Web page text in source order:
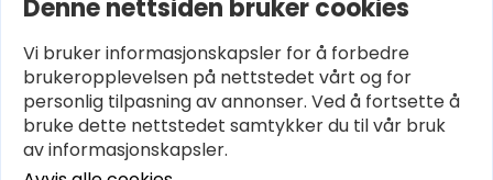
Google-vurdering
Hold deg oppdatert
E-post*
Denne nettsiden bruker cookies
Vi bruker informasjonskapsler for å forbedre
brukeropplevelsen på nettstedet vårt og for
personlig tilpasning av annonser. Ved å fortsette å
bruke dette nettstedet samtykker du til vår bruk
av informasjonskapsler.